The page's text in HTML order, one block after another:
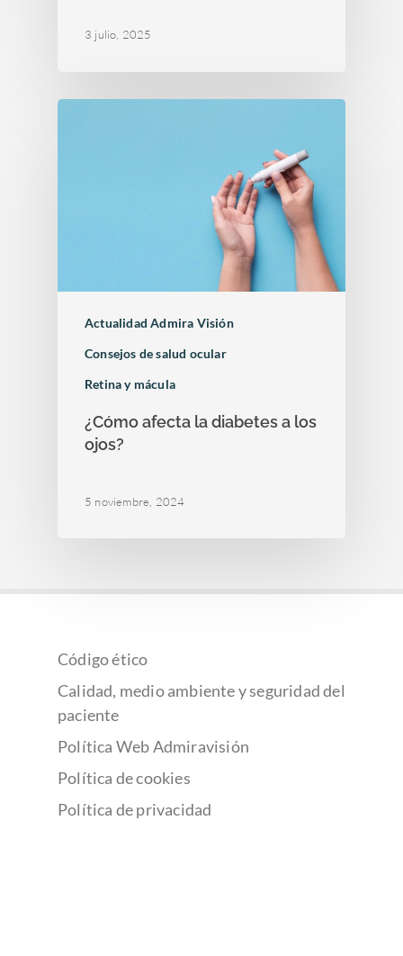
3 julio, 2025
Actualidad Admira Visión
Consejos de salud ocular
Retina y mácula
¿Cómo afecta la diabetes a los
ojos?
5 noviembre, 2024
Código ético
Calidad, medio ambiente y seguridad del
paciente
Política Web Admiravisión
Política de cookies
Política de privacidad